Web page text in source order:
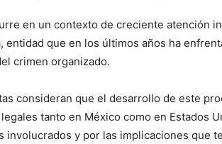
en un contexto de creciente atención
entidad que en los últimos años ha
crimen organizado.
consideran que el desarrollo de este
tanto en México como en Estados
involucrados y por las implicaciones que